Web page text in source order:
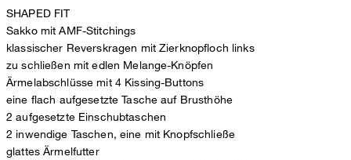
SHAPED FIT
Sakko mit AMF-Stitchings
klassischer Reverskragen mit Zierknopfloch links
zu schließen mit edlen Melange-Knöpfen
Ärmelabschlüsse mit 4 Kissing-Buttons
eine flach aufgesetzte Tasche auf Brusthöhe
2 aufgesetzte Einschubtaschen
2 inwendige Taschen, eine mit Knopfschließe
glattes Ärmelfutter